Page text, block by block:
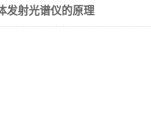
发射光谱仪的原理